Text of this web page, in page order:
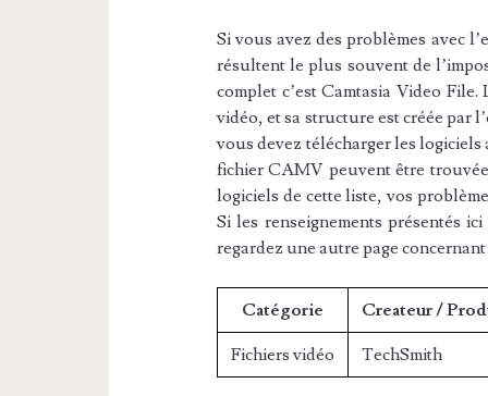
Si vous avez des problèmes avec
résultent le plus souvent de
complet c’est Camtasia Video
vidéo, et sa structure est créée par
vous devez télécharger les logiciels
fichier CAMV peuvent être
logiciels de cette liste, vos
Si les renseignements présentés
regardez une autre page
Catégorie Createur /
Fichiers vidéo TechSmith